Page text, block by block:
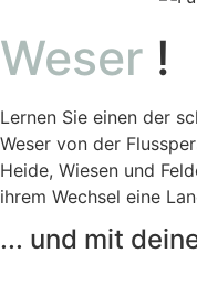
Weser !
Lernen Sie einen der
Weser von der
Heide, Wiesen und
ihrem Wechsel eine
... und mit